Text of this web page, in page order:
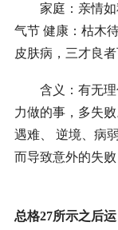
家庭：亲情如
气节 健康：枯木
皮肤病，三才良者
含义：有无理
力做的事，多失
遇难、 逆境、病
而导致意外的失
总格27所示之后运